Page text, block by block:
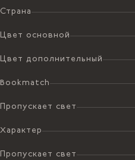
2.47 x 1.81 м
ПОЛИРОВАННЫЙ
4.47м
BRASILIA GREY
2.47 x 1.81 м
Страна
Цвет основной
Цвет дополнительный
Bookmatch
Пропускает свет
Характер
Пропускает свет